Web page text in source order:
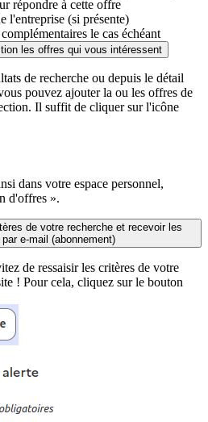
répondre à cette offre
l'entreprise (si présente)
le cas échéant
les offres qui vous intéressent
de recherche ou depuis le détail
pouvez ajouter la ou les offres de
Il suffit de cliquer sur l'icône
dans votre espace personnel,
d'offres ».
de votre recherche et recevoir les
e-mail (abonnement)
de ressaisir les critères de votre
! Pour cela, cliquez sur le bouton